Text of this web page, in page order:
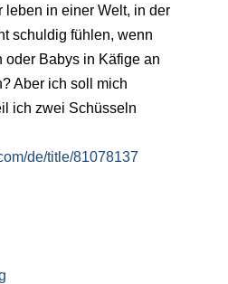
leben in einer Welt, in der
schuldig fühlen, wenn
oder Babys in Käfige an
Aber ich soll mich
ich zwei Schüsseln
de/title/81078137